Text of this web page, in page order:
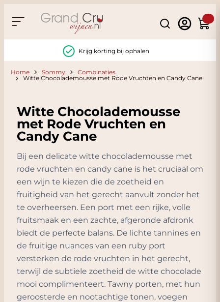
Search
Krijg korting bij ophalen
Home Sommy
Combinaties
Witte Chocolademousse met Rode Vruchten en Candy Cane
Witte Chocolademousse
met Rode Vruchten en
Candy Cane
Bij een delicate witte chocolademousse met
rode vruchten en candy cane is het cruciaal om
een wijn te kiezen die de zoetheid en
fruitigheid van het gerecht aanvult zonder het
te overheersen. Een port met een rijke, volle
fruitsmaak en een zachte, afgeronde afdronk
biedt de perfecte balans. De lichte tannines en
de fruitige nuances van een ruby port
versterken de rode vruchten in het gerecht,
terwijl de subtiele zoetheid de witte chocolade
mooi complimenteert. Tawny porten, met hun
geroosterde en nootachtige tonen, voegen